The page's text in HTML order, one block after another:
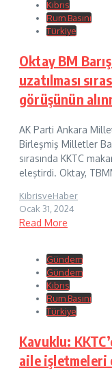
Kıbrıs
Rum Basını
Türkiye
Oktay BM
uzatılması
görüşünün
AK Parti Ankara
Birleşmiş Milletler
sırasında KKTC
eleştirdi. Oktay,
KibrisveHaber
Ocak 31, 2024
Read More
Gündem
Gündem
Kıbrıs
Rum Basını
Türkiye
Kavuklu:
aile işletmeleri